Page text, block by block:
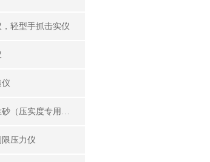
轻型手抓击实仪
灌砂法专用标准砂（压实度专用砂）
压力仪